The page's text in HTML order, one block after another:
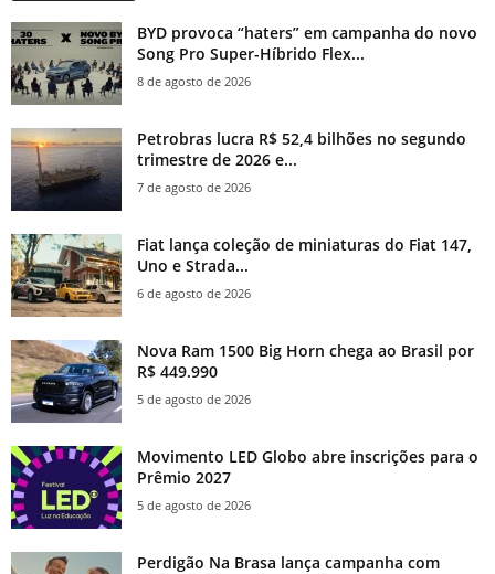
BYD provoca “haters” em campanha do novo
Song Pro Super-Híbrido Flex...
8 de agosto de 2026
Petrobras lucra R$ 52,4 bilhões no segundo
trimestre de 2026 e...
7 de agosto de 2026
Fiat lança coleção de miniaturas do Fiat 147,
Uno e Strada...
6 de agosto de 2026
Nova Ram 1500 Big Horn chega ao Brasil por
R$ 449.990
5 de agosto de 2026
Movimento LED Globo abre inscrições para o
Prêmio 2027
5 de agosto de 2026
Perdigão Na Brasa lança campanha com